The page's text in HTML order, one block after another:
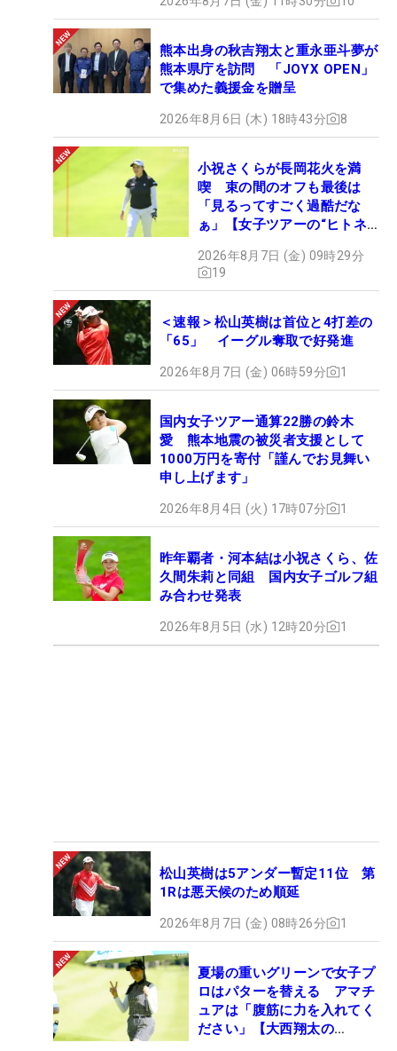
×SMBCの初日には、ドライビングディスタンス計測
ホールで297ヤードを記録した。飛ばし屋ルーキー
の今シーズンに注目だ。
■石井忍（いしい・しのぶ）1974年生まれ、千葉県
出身。東京学館浦安高等学校、日本大学のゴルフ部
で腕を磨き、98年プロテスト合格。2010年にツア
ープロコーチとして活動を始め、多くの男女ツアー
プロを指導。また「エースゴルフクラブ」を主宰
し、アマチュアへの指導にも力を入れている。
熊本出身の秋吉翔太と重永亜斗夢が
熊本県庁を訪問 「JOYX OPEN」
で集めた義援金を贈呈
2026年8月6日 (木) 18時43分 8
小祝さくらが長岡花火を満
喫 束の間のオフも最後は
「見るってすごく過酷だな
ぁ」【女子ツアーの“ヒトネ
2026年8月7日 (金) 09時29分
19
＜速報＞松山英樹は首位と4打差の
「65」 イーグル奪取で好発進
2026年8月7日 (金) 06時59分 1
国内女子ツアー通算22勝の鈴木
愛 熊本地震の被災者支援として
1000万円を寄付「謹んでお見舞い
申し上げます」
2026年8月4日 (火) 17時07分 1
昨年覇者・河本結は小祝さくら、佐
久間朱莉と同組 国内女子ゴルフ組
み合わせ発表
2026年8月5日 (水) 12時20分 1
松山英樹は5アンダー暫定11位 第
1Rは悪天候のため順延
2026年8月7日 (金) 08時26分 1
夏場の重いグリーンで女子プ
ロはパターを替える アマチ
ュアは「腹筋に力を入れてく
ださい」【大西翔太の